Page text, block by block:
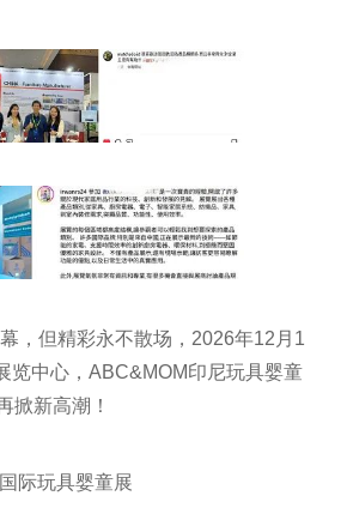
，但精彩永不散场，2026年12月1
览中心，ABC&MOM印尼玩具婴童
掀新高潮！
际玩具婴童展